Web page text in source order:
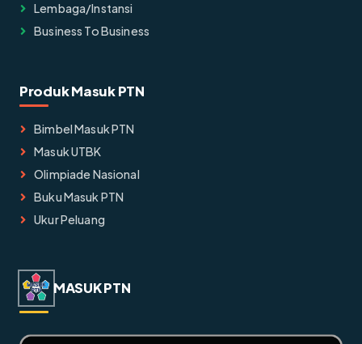
Lembaga/instansi
Business To Business
Produk Masuk PTN
Bimbel Masuk PTN
Masuk UTBK
Olimpiade Nasional
Buku Masuk PTN
Ukur Peluang
MASUK PTN